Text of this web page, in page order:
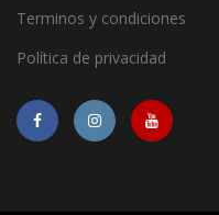
Terminos y condiciones
Política de privacidad